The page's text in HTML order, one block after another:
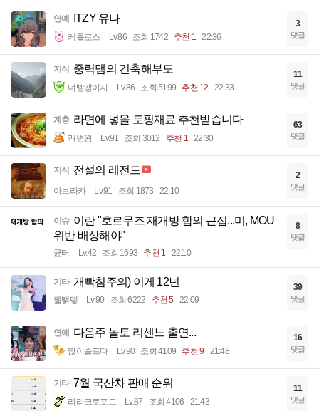
연예 ITZY 유나
케를로스 Lv.86 조회 1742 추천 1 22:36
3
댓글
지식 중력댐의 건축해부도
너빨갱이지 Lv.86 조회 5199 추천 12 22:33
11
댓글
계층 라면에 넣을 토핑재료 추천받습니다
쾌변왕 Lv.91 조회 3012 추천 1 22:30
63
댓글
지식 전설의 레전드
아브라카 Lv.91 조회 1873 22:10
2
댓글
이슈 이란 "호르무즈 재개방 합의 근접...미, MOU
위반 배상해야"
균터 Lv.42 조회 1693 추천 1 22:10
8
댓글
기타 개빡침주의) 이게 12년
꿻뻵뗗 Lv.90 조회 6222 추천 5 22:09
39
댓글
연예 다음주 놀토 리센느 출연...
많이슬프다 Lv.90 조회 4109 추천 9 21:48
16
댓글
기타 7월 국산차 판매 순위
라라크로포드 Lv.87 조회 4106 21:43
11
댓글